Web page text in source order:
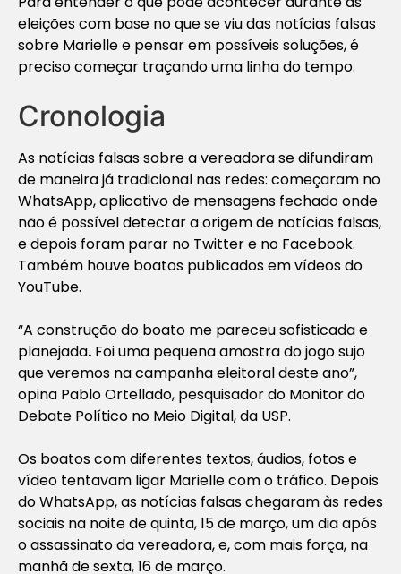
eleições com base no que se viu das notícias falsas
sobre Marielle e pensar em possíveis soluções, é
preciso começar traçando uma linha do tempo.
Cronologia
As notícias falsas sobre a vereadora se difundiram
de maneira já tradicional nas redes: começaram no
WhatsApp, aplicativo de mensagens fechado onde
não é possível detectar a origem de notícias falsas,
e depois foram parar no Twitter e no Facebook.
Também houve boatos publicados em vídeos do
YouTube.
“A construção do boato me pareceu sofisticada e
planejada. Foi uma pequena amostra do jogo sujo
que veremos na campanha eleitoral deste ano”,
opina Pablo Ortellado, pesquisador do Monitor do
Debate Político no Meio Digital, da USP.
Os boatos com diferentes textos, áudios, fotos e
vídeo tentavam ligar Marielle com o tráfico. Depois
do WhatsApp, as notícias falsas chegaram às redes
sociais na noite de quinta, 15 de março, um dia após
o assassinato da vereadora, e, com mais força, na
manhã de sexta, 16 de março.